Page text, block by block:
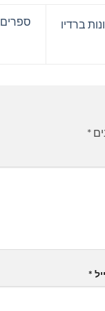
ברדיו
ספרים
*
*